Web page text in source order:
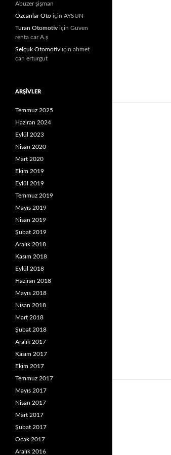
Abuzer şişman
Özcanlar Oto için AYSUN
Turan Otomotiv için Guven
renta car A.ș
Selçuk Otomotiv için ahmet
can erturgut
ARŞIVLER
Temmuz 2025
Haziran 2024
Eylül 2023
Nisan 2020
Mart 2020
Ekim 2019
Eylül 2019
Temmuz 2019
Mayıs 2019
Nisan 2019
Şubat 2019
Aralık 2018
Kasım 2018
Eylül 2018
Haziran 2018
Mayıs 2018
Nisan 2018
Mart 2018
Şubat 2018
Aralık 2017
Kasım 2017
Ekim 2017
Temmuz 2017
Mayıs 2017
Nisan 2017
Mart 2017
Şubat 2017
Ocak 2017
Aralık 2016